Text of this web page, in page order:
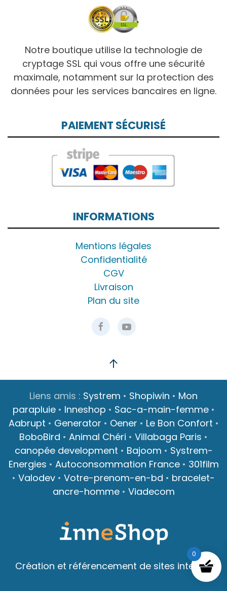
Notre boutique utilise la technologie de
cryptage SSL qui vous offre une sécurité
maximale, notamment sur la protection des
données pour les services bancaires en ligne.
PAIEMENT SÉCURISÉ
INFORMATIONS
Mentions légales
Confidentialité
CGV
Livraison
Plan du site
Liens amis : Systrem • Shopiwin • Mon
parapluie• Inneshop • Sac-a-main-femme•
Aabrupt • Generator • Oener • Le Bon Confort •
BoboBird • Animal Chéri • Villabaga Paris •
canopée development • Bajoom • Systrem-
Energies • Autoconsommation France• 301film
• Valodev • Votre-prenom-en-bd • bracelet-
ancre-homme• Viadecom
0
Création et référencement de sites internet